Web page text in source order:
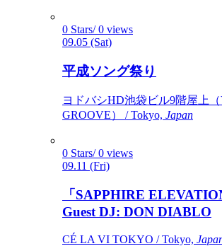
0 Stars/ 0 views
09.05 (Sat)
平成ソング祭り
ヨドバシHD池袋ビル9階屋上
GROOVE） / Tokyo, Japan
0 Stars/ 0 views
09.11 (Fri)
「SAPPHIRE
Guest DJ: DON DIABLO
CÉ LA VI TOKYO / Tokyo,